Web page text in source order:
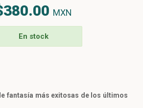
MXN
En stock
fantasía más exitosas de los últimos